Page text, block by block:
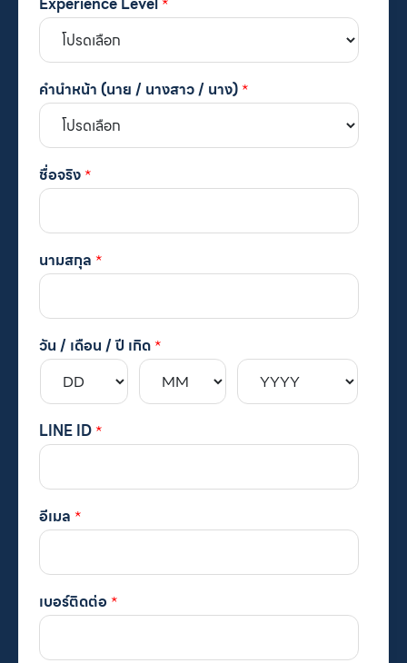
คำนำหน้า (นาย / นางสาว / นาง) *
ชื่อจริง *
นามสกุล *
วัน / เดือน / ปี เกิด *
LINE ID *
อีเมล *
เบอร์ติดต่อ *